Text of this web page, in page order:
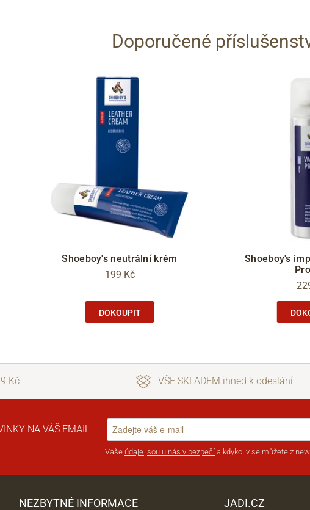
Doporučené
Shoeboy's neutrální krém
199 Kč
DOKOUPIT
Shoeboy's
Kč VŠE SKLADEM ihned k odeslání
NA VÁŠ EMAIL
Vaše údaje jsou u nás v bezpečí a kdykoliv se můžete z
NEZBYTNÉ INFORMACE JADI.CZ